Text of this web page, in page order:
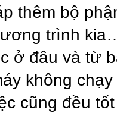
thêm bộ
trình
ở đâu và từ
không
cũng đều